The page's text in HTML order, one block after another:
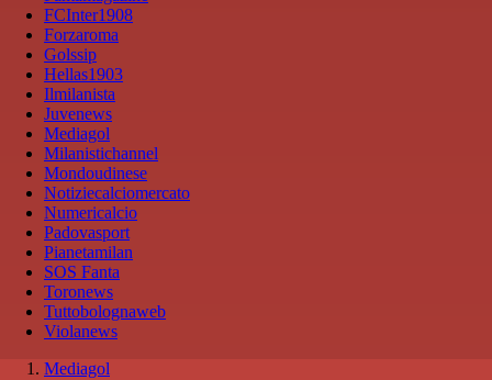
FCInter1908
Forzaroma
Golssip
Hellas1903
Ilmilanista
Juvenews
Mediagol
Milanistichannel
Mondoudinese
Notiziecalciomercato
Numericalcio
Padovasport
Pianetamilan
SOS Fanta
Toronews
Tuttobolognaweb
Violanews
Mediagol